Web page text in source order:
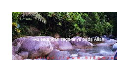
Skip to